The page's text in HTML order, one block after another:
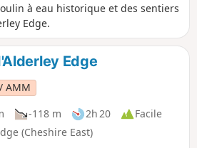
à eau historique et des sentiers
Edge.
Edge
AMM
-118 m 2h 20
Facile
(Cheshire East)